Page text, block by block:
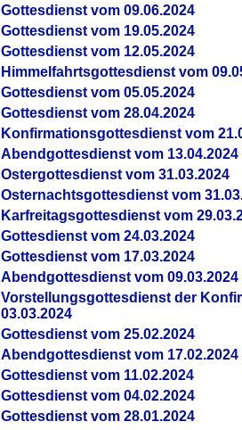
Gottesdienst vom 09.06.2024
Gottesdienst vom 19.05.2024
Gottesdienst vom 12.05.2024
Himmelfahrtsgottesdienst vom
Gottesdienst vom 05.05.2024
Gottesdienst vom 28.04.2024
Konfirmationsgottesdienst vom
Abendgottesdienst vom 13.04.2024
Ostergottesdienst vom 31.03.2024
Osternachtsgottesdienst vom
Karfreitagsgottesdienst vom
Gottesdienst vom 24.03.2024
Gottesdienst vom 17.03.2024
Abendgottesdienst vom 09.03.2024
Vorstellungsgottesdienst der
03.03.2024
Gottesdienst vom 25.02.2024
Abendgottesdienst vom 17.02.2024
Gottesdienst vom 11.02.2024
Gottesdienst vom 04.02.2024
Gottesdienst vom 28.01.2024